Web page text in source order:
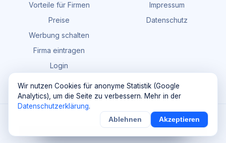
Vorteile für Firmen
Preise
Werbung schalten
Firma eintragen
Login
Impressum
Datenschutz
Maik Möhring Media · Ermatingen
Firmendaten teils © OpenStreetMap-Mitwirkende (ODbL)
Details Sichern ×
Wir nutzen Cookies für anonyme Statistik (Google
Analytics), um die Seite zu verbessern. Mehr in der
Datenschutzerklärung.
Ablehnen Akzeptieren